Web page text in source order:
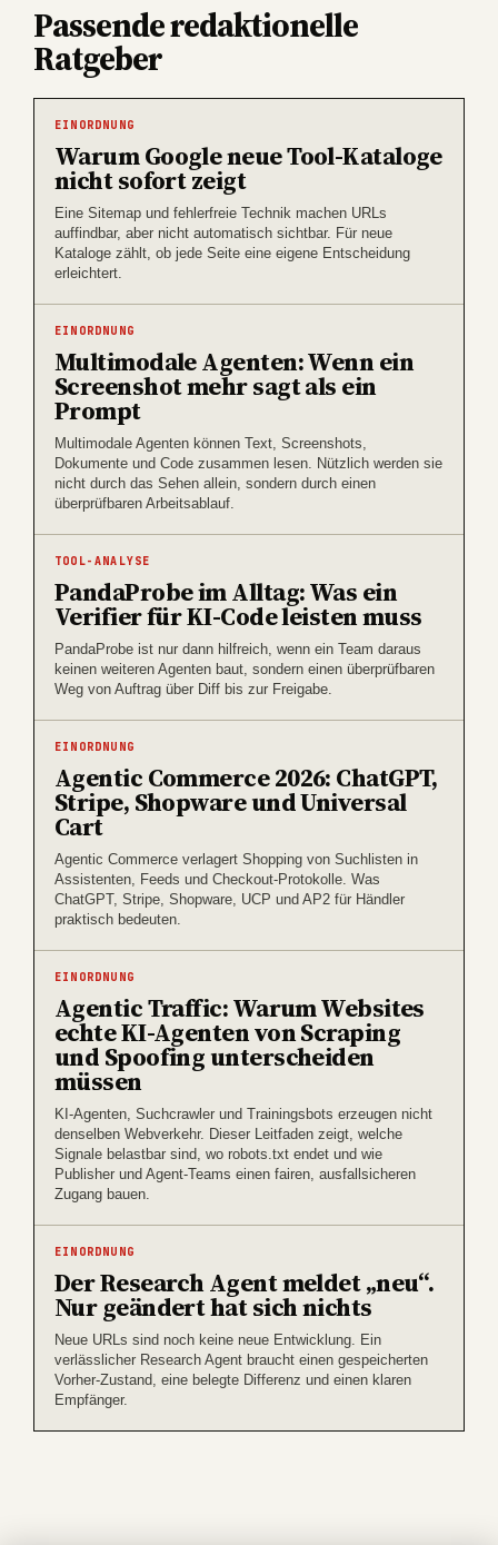
Passende redaktionelle
Ratgeber
EINORDNUNG
Warum Google neue Tool-Kataloge
nicht sofort zeigt
Eine Sitemap und fehlerfreie Technik machen URLs
auffindbar, aber nicht automatisch sichtbar. Für neue
Kataloge zählt, ob jede Seite eine eigene Entscheidung
erleichtert.
EINORDNUNG
Multimodale Agenten: Wenn ein
Screenshot mehr sagt als ein
Prompt
Multimodale Agenten können Text, Screenshots,
Dokumente und Code zusammen lesen. Nützlich werden sie
nicht durch das Sehen allein, sondern durch einen
überprüfbaren Arbeitsablauf.
TOOL-ANALYSE
PandaProbe im Alltag: Was ein
Verifier für KI-Code leisten muss
PandaProbe ist nur dann hilfreich, wenn ein Team daraus
keinen weiteren Agenten baut, sondern einen überprüfbaren
Weg von Auftrag über Diff bis zur Freigabe.
EINORDNUNG
Agentic Commerce 2026: ChatGPT,
Stripe, Shopware und Universal
Cart
Agentic Commerce verlagert Shopping von Suchlisten in
Assistenten, Feeds und Checkout-Protokolle. Was
ChatGPT, Stripe, Shopware, UCP und AP2 für Händler
praktisch bedeuten.
EINORDNUNG
Agentic Traffic: Warum Websites
echte KI-Agenten von Scraping
und Spoofing unterscheiden
müssen
KI-Agenten, Suchcrawler und Trainingsbots erzeugen nicht
denselben Webverkehr. Dieser Leitfaden zeigt, welche
Signale belastbar sind, wo robots.txt endet und wie
Publisher und Agent-Teams einen fairen, ausfallsicheren
Zugang bauen.
EINORDNUNG
Der Research Agent meldet „neu“.
Nur geändert hat sich nichts
Neue URLs sind noch keine neue Entwicklung. Ein
verlässlicher Research Agent braucht einen gespeicherten
Vorher-Zustand, eine belegte Differenz und einen klaren
Empfänger.